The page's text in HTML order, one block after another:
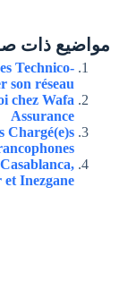
مواضيع ذات
Technico-
son réseau
chez Wafa
Assurance
Chargé(e)s
Inezgane